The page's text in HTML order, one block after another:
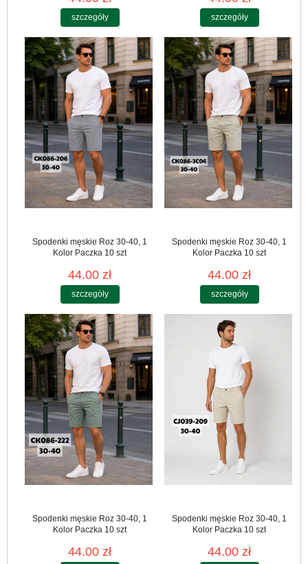
szczegóły szczegóły
Spodenki męskie Roz 30-40, 1
Kolor Paczka 10 szt
44.00 zł
szczegóły
Spodenki męskie Roz 30-40, 1
Kolor Paczka 10 szt
44.00 zł
szczegóły
Spodenki męskie Roz 30-40, 1
Kolor Paczka 10 szt
44.00 zł
Spodenki męskie Roz 30-40, 1
Kolor Paczka 10 szt
44.00 zł